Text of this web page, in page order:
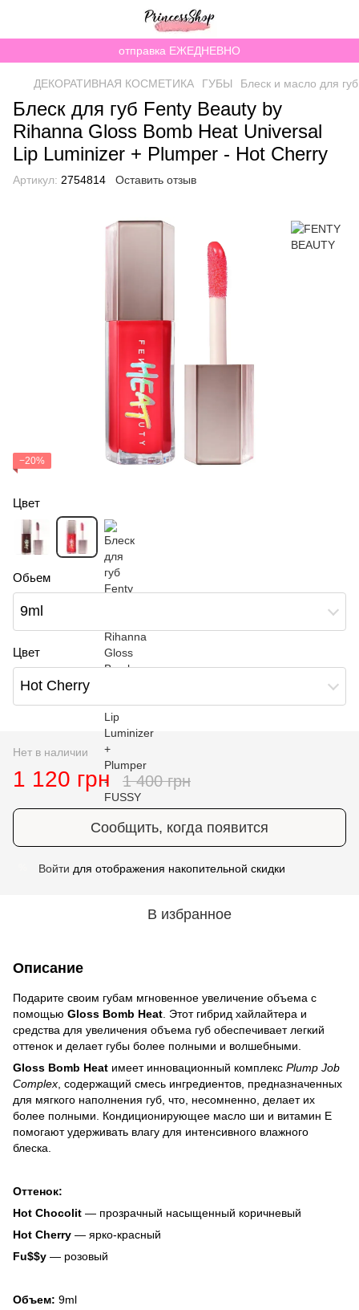
отправка ЕЖЕДНЕВНО
ДЕКОРАТИВНАЯ КОСМЕТИКА ГУБЫ Блеск и масло для губ
Блеск для губ Fenty Beauty by
Rihanna Gloss Bomb Heat Universal
Lip Luminizer + Plumper - Hot Cherry
Артикул: 2754814 Оставить отзыв
−20%
Цвет
Обьем
9ml
Цвет
Hot Cherry
Нет в наличии
1 120 грн 1 400 грн
Сообщить, когда появится
Войти для отображения накопительной скидки
В избранное
Описание
Подарите своим губам мгновенное увеличение объема с
помощью Gloss Bomb Heat . Этот гибрид хайлайтера и
средства для увеличения объема губ обеспечивает легкий
оттенок и делает губы более полными и волшебными.
Gloss Bomb Heat имеет инновационный комплекс Plump Job
Complex , содержащий смесь ингредиентов, предназначенных
для мягкого наполнения губ, что, несомненно, делает их
более полными. Кондиционирующее масло ши и витамин Е
помогают удерживать влагу для интенсивного влажного
блеска.
Оттенок:
Hot Chocolit — прозрачный насыщенный коричневый
Hot Cherry — ярко-красный
Fu$$y — розовый
Объем: 9ml